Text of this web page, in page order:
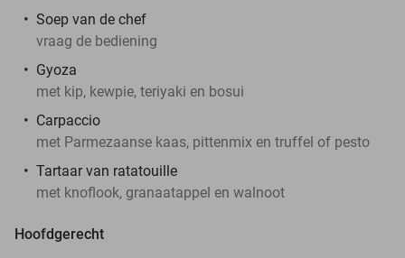
Soep van de chef
vraag de bediening
Gyoza
met kip, kewpie, teriyaki en bosui
Carpaccio
met Parmezaanse kaas, pittenmix en truffel of pesto
Tartaar van ratatouille
met knoflook, granaatappel en walnoot
Hoofdgerecht